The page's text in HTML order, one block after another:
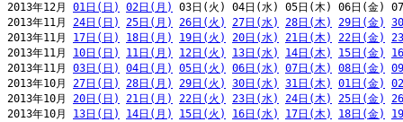
2013年12月 01日(日) 02日(月)
03日(火) 04日(水) 05日(木) 06日(金)
2013年11月 24日(日) 25日(月) 26日(火) 27日(水) 28日(木) 29日(金)
2013年11月 17日(日) 18日(月) 19日(火) 20日(水) 21日(木) 22日(金)
2013年11月 10日(日) 11日(月) 12日(火) 13日(水) 14日(木) 15日(金)
2013年11月 03日(日) 04日(月) 05日(火) 06日(水) 07日(木) 08日(金)
2013年10月 27日(日) 28日(月) 29日(火) 30日(水) 31日(木) 01日(金)
2013年10月 20日(日) 21日(月) 22日(火) 23日(水) 24日(木) 25日(金)
2013年10月 13日(日) 14日(月) 15日(火) 16日(水) 17日(木) 18日(金)